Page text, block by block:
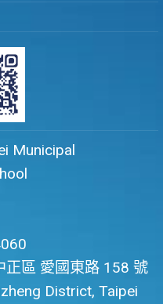
Municipal
區 愛國東路 158 號
District, Taipei